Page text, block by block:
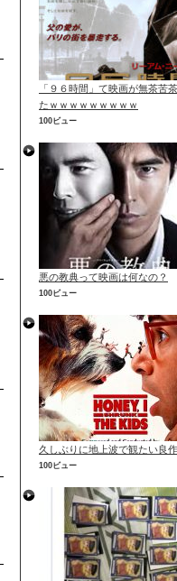
「９６時間」て映画が無茶苦
たｗｗｗｗｗｗｗｗｗ
100ビュー
悪の教典って映画は何なの？
100ビュー
久しぶりに地上波で観たい良
100ビュー